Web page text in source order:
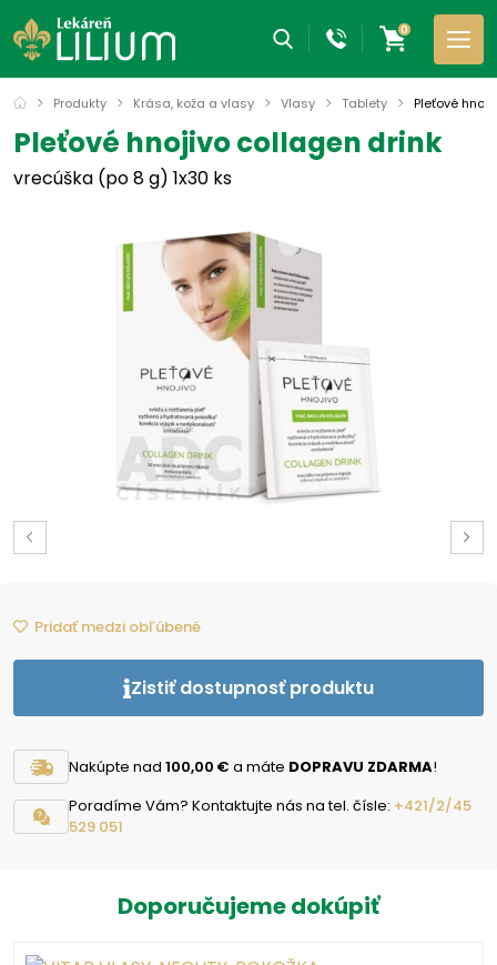
0
Produkty Krása, koža a vlasy Vlasy Tablety Pleťové
Pleťové hnojivo collagen drink
vrecúška (po 8 g) 1x30 ks
Pridať medzi obľúbené
Zistiť dostupnosť produktu
Nakúpte nad 100,00 € a máte DOPRAVU ZDARMA!
Poradíme Vám? Kontaktujte nás na tel. čísle: +421/2/45
529 051
Doporučujeme dokúpiť